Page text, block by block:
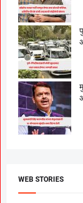
WEB STORIES